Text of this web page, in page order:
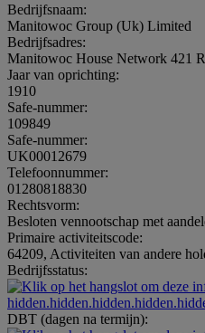
Bedrijfsnaam:
Manitowoc Group (Uk) Limited
Bedrijfsadres:
Manitowoc House Network 421
Jaar van oprichting:
1910
Safe-nummer:
109849
Safe-nummer:
UK00012679
Telefoonnummer:
01280818830
Rechtsvorm:
Besloten vennootschap met
Primaire activiteitscode:
64209, Activiteiten van andere
Bedrijfsstatus:
DBT (dagen na termijn):